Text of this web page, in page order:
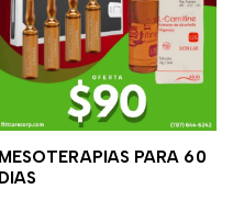
AÑADIR AL CARRITO
MESOTERAPIAS PARA 60
DIAS